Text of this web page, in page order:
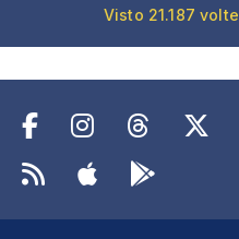
Visto 21.187 volte